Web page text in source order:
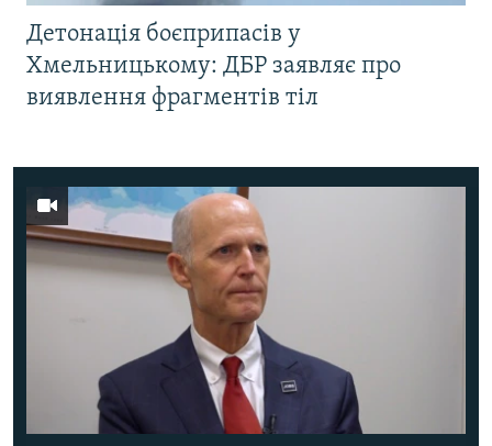
Детонація боєприпасів у
Хмельницькому: ДБР заявляє про
виявлення фрагментів тіл